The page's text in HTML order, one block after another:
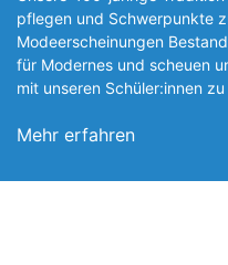
pflegen und Schwerpunkte
Modeerscheinungen
für Modernes und scheuen
mit unseren Schüler:innen
Mehr erfahren